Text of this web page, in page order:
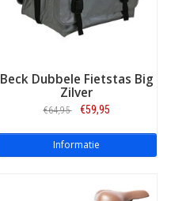
Beck Dubbele Fietstas Big
Zilver
€64,95 €59,95
Informatie